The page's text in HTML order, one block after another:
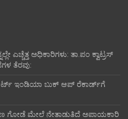
ಎಚ್ಚೆತ್ತ ಅಧಿಕಾರಿಗಳು: ತಾ.ಪಂ ಕ್ವಾಟ್ರಸ್
ತೆರವು:
ಇಂಡಿಯಾ ಬುಕ್ ಆಪ್ ರೆಕಾರ್ಡ್‌ಗೆ
ಗೋಡೆ ಮೇಲೆ ನೇತಾಡುತಿದೆ ಅಪಾಯಕಾರಿ